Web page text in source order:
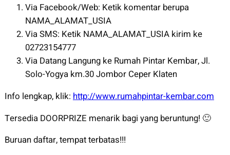
Via Facebook/Web: Ketik komentar berupa
NAMA_ALAMAT_USIA
Via SMS: Ketik NAMA_ALAMAT_USIA kirim ke
02723154777
Via Datang Langung ke Rumah Pintar Kembar, Jl.
Solo-Yogya km.30 Jombor Ceper Klaten
Info lengkap, klik: http://www.rumahpintar-kembar.com
Tersedia DOORPRIZE menarik bagi yang beruntung! 🙂
Buruan daftar, tempat terbatas!!!